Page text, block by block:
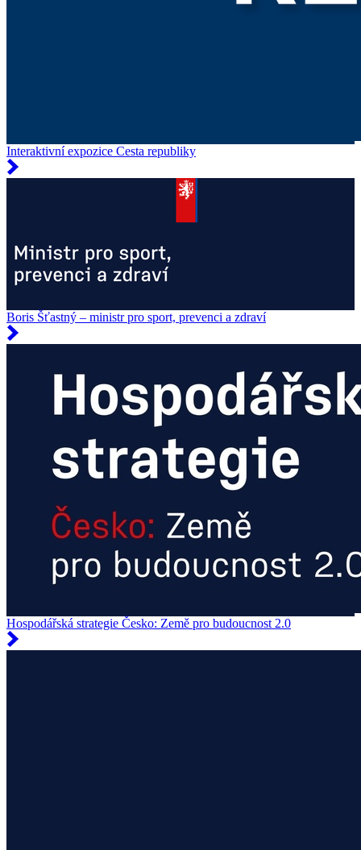
Interaktivní expozice Cesta republiky
Boris Šťastný – ministr pro sport, prevenci a zdraví
Hospodářská strategie Česko: Země pro budoucnost 2.0